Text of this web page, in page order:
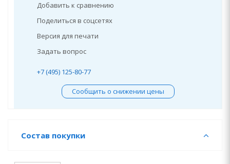
Добавить к сравнению
Поделиться в соцсетях
Версия для печати
Задать вопрос
+7 (495) 125-80-77
Сообщить о снижении цены
Состав покупки